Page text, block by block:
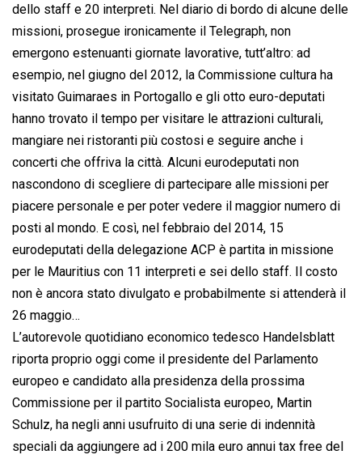
dello staff e 20 interpreti. Nel diario di bordo di alcune delle
missioni, prosegue ironicamente il Telegraph, non
emergono estenuanti giornate lavorative, tutt’altro: ad
esempio, nel giugno del 2012, la Commissione cultura ha
visitato Guimaraes in Portogallo e gli otto euro-deputati
hanno trovato il tempo per visitare le attrazioni culturali,
mangiare nei ristoranti più costosi e seguire anche i
concerti che offriva la città. Alcuni eurodeputati non
nascondono di scegliere di partecipare alle missioni per
piacere personale e per poter vedere il maggior numero di
posti al mondo. E così, nel febbraio del 2014, 15
eurodeputati della delegazione ACP è partita in missione
per le Mauritius con 11 interpreti e sei dello staff. Il costo
non è ancora stato divulgato e probabilmente si attenderà il
26 maggio…
L’autorevole quotidiano economico tedesco Handelsblatt
riporta proprio oggi come il presidente del Parlamento
europeo e candidato alla presidenza della prossima
Commissione per il partito Socialista europeo, Martin
Schulz, ha negli anni usufruito di una serie di indennità
speciali da aggiungere ad i 200 mila euro annui tax free del